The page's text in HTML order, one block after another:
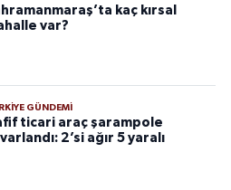
kaç kırsal
var?
GÜNDEMI
ticari araç şarampole
2’si ağır 5 yaralı